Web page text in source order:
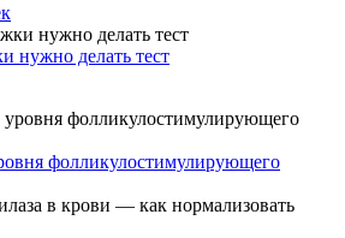
нужно делать тест
фолликулостимулирующего